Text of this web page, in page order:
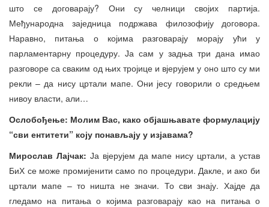
што се договарају? Они су челници својих партија.
Међународна заједница подржава филозофију договора.
Наравно, питања о којима разговарају морају ући у
парламентарну процедуру. Ја сам у задња три дана имао
разговоре са сваким од њих тројице и вјерујем у оно што су ми
рекли – да нису цртали мапе. Они јесу говорили о средњем
нивоу власти, али…
Ослобођење: Молим Вас, како објашњавате формулацију
“сви ентитети” коју понављају у изјавама?
Мирослав Лајчак: Ја вјерујем да мапе нису цртали, а устав
БиХ се може промијенити само по процедури. Дакле, и ако би
цртали мапе – то ништа не значи. То сви знају. Хајде да
гледамо на питања о којима разговарају као на питања о